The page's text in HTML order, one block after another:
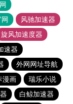
风驰加速器
旋风加速度器
速器
外网网址导航
漫画
瑞乐小说
白鲸加速器